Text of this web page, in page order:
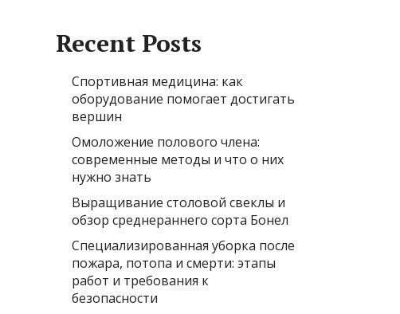
Recent Posts
Спортивная медицина: как
оборудование помогает достигать
вершин
Омоложение полового члена:
современные методы и что о них
нужно знать
Выращивание столовой свеклы и
обзор среднераннего сорта Бонел
Специализированная уборка после
пожара, потопа и смерти: этапы
работ и требования к
безопасности